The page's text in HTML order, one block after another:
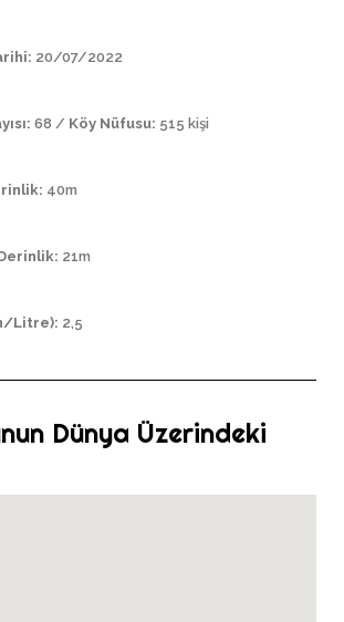
20/07/2022
68 / Köy Nüfusu: 515 kişi
40m
21m
Litre): 2,5
Dünya Üzerindeki